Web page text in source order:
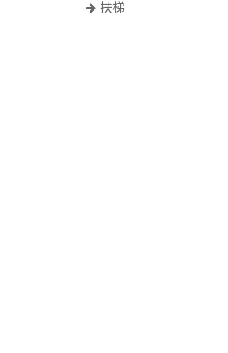
扶梯